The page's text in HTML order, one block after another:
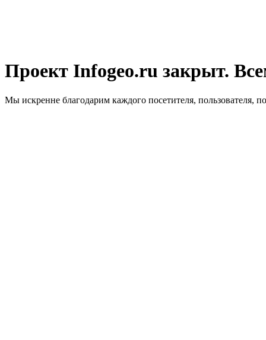
Проект Infogeo.ru закрыт.
Мы искренне благодарим каждого посетителя, пользователя,